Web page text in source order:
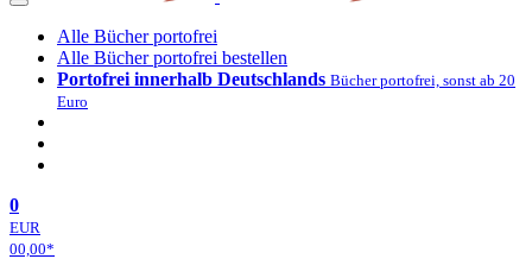
Alle Bücher portofrei
Alle Bücher portofrei bestellen
Portofrei innerhalb Deutschlands Bücher portofrei, sonst ab 20
Euro
0
EUR
00,00*